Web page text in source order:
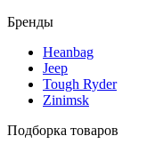
Бренды
Heanbag
Jeep
Tough Ryder
Zinimsk
Подборка товаров